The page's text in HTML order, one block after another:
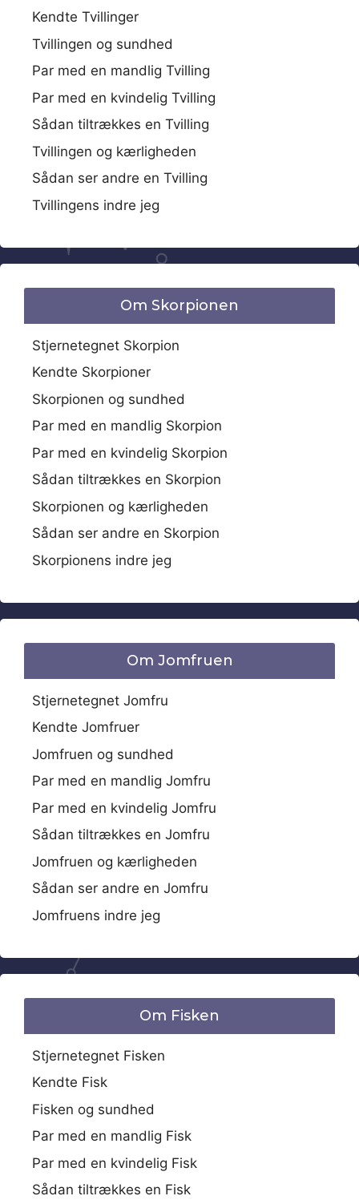
Kendte Tvillinger
Tvillingen og sundhed
Par med en mandlig Tvilling
Par med en kvindelig Tvilling
Sådan tiltrækkes en Tvilling
Tvillingen og kærligheden
Sådan ser andre en Tvilling
Tvillingens indre jeg
Om Skorpionen
Stjernetegnet Skorpion
Kendte Skorpioner
Skorpionen og sundhed
Par med en mandlig Skorpion
Par med en kvindelig Skorpion
Sådan tiltrækkes en Skorpion
Skorpionen og kærligheden
Sådan ser andre en Skorpion
Skorpionens indre jeg
Om Jomfruen
Stjernetegnet Jomfru
Kendte Jomfruer
Jomfruen og sundhed
Par med en mandlig Jomfru
Par med en kvindelig Jomfru
Sådan tiltrækkes en Jomfru
Jomfruen og kærligheden
Sådan ser andre en Jomfru
Jomfruens indre jeg
Om Fisken
Stjernetegnet Fisken
Kendte Fisk
Fisken og sundhed
Par med en mandlig Fisk
Par med en kvindelig Fisk
Sådan tiltrækkes en Fisk